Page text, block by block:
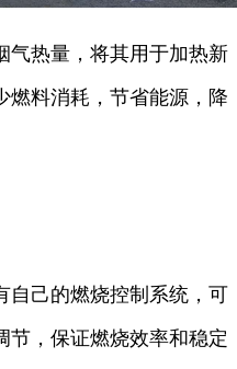
气热量，将其用于加热新
燃料消耗，节省能源，降
自己的燃烧控制系统，可
节，保证燃烧效率和稳定